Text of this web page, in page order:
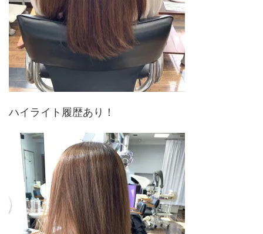
ハイライト履歴あり！